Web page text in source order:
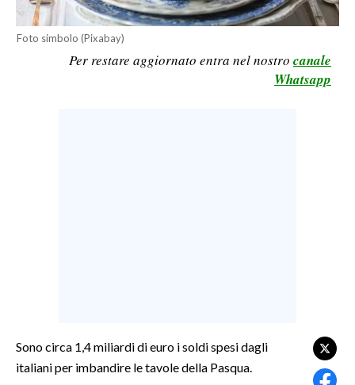
SERVIZI ALLE IMPRESE
LAVORO
CULTURA
Foto simbolo (Pixabay)
Per restare aggiornato entra nel nostro canale
Whatsapp
Sono circa 1,4 miliardi di euro i soldi spesi dagli
italiani per imbandire le tavole della Pasqua.